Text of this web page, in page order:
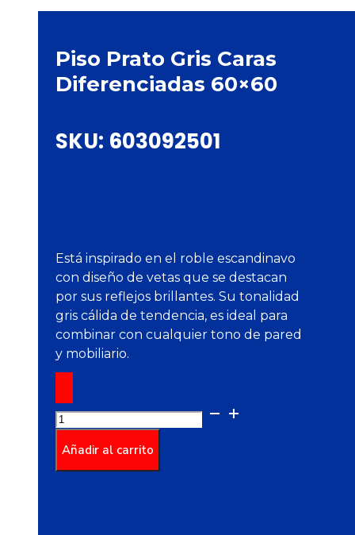
Piso Prato Gris Caras
Diferenciadas 60×60
SKU: 603092501
Está inspirado en el roble escandinavo
con diseño de vetas que se destacan
por sus reflejos brillantes. Su tonalidad
gris cálida de tendencia, es ideal para
combinar con cualquier tono de pared
y mobiliario.
Piso
Prato
gris
caras
Añadir al carrito